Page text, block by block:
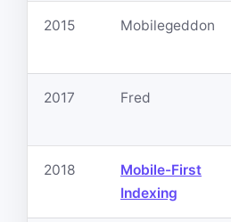
2015 Mobilegeddon
2017 Fred
2018
Mobile-First
Indexing